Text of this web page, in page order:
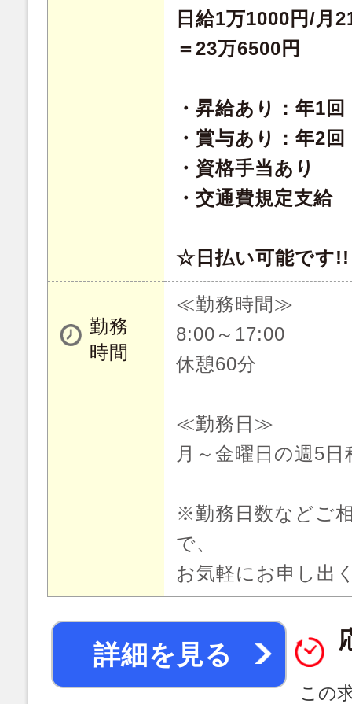
日給1万1000円/月
＝23万6500円
・昇給あり：年1回
・賞与あり：年2回
・資格手当あり
・交通費規定支給
☆日払い可能です!!
勤務
時間
≪勤務時間≫
8:00～17:00
休憩60分
≪勤務日≫
月～金曜日の週5日
※勤務日数などご
で、
お気軽にお申し出
詳細を見る
この